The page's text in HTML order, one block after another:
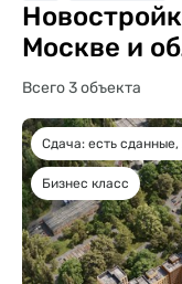
Москве и
Всего 3 объекта
Сдача: есть
Бизнес класс